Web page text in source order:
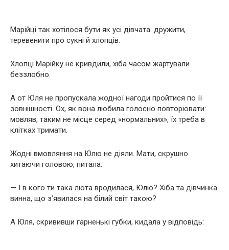
Марійці так хотілося бути як усі дівчата: дружити,
теревенити про сукні й хлопців.
Хлопці Марійку не кривдили, хіба часом жартували
беззлобно.
А от Юля не пропускала жодної нагоди пройтися по її
зовнішності. Ох, як вона любила голосно повторювати:
мовляв, таким не місце серед «нормальних», їх треба в
клітках тримати.
Жодні вмовляння на Юлю не діяли. Мати, скрушно
хитаючи головою, питала:
— І в кого ти така люта вродилася, Юлю? Хіба та дівчинка
винна, що зʼявилася на білий світ такою?
А Юля, скрививши гарненькі губки, кидала у відповідь: